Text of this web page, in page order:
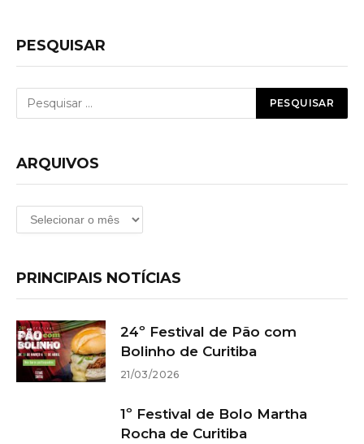
PESQUISAR
ARQUIVOS
Arquivos
PRINCIPAIS NOTÍCIAS
24º Festival de Pão com
Bolinho de Curitiba
21/03/2026
1º Festival de Bolo Martha
Rocha de Curitiba